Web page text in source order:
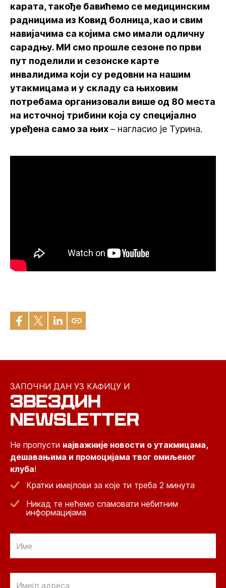
карата, такође бавићемо се медицинским
радницима из Ковид болница, као и свим
навијачима са којима смо имали одличну
сарадњу. МИ смо прошле сезоне по први
пут поделили и сезонске карте
инвалидима који су редовни на нашим
утакмицама и у складу са њиховим
потребама организовали више од 80 места
на источној трибини која су специјално
уређена само за њих– нагласио је Турина.
ЗАПОЧНИ ДАН УЗ КАФИЦУ И
ЗВЕЗДИН
NEWSLETTER
Не пропусти најважније новости о утакмицама,
дешавањима и промоцијама твог омиљеног
клуба!
Кратки имејлови за које ти треба 2 минута
Никад те нећемо спамовати небитним
информацијама